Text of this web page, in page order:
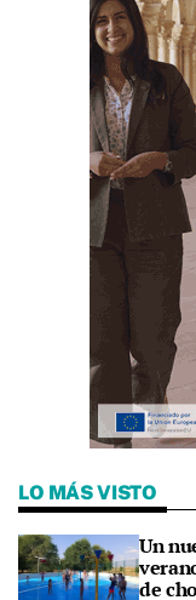
LO MÁS VISTO
Un
de